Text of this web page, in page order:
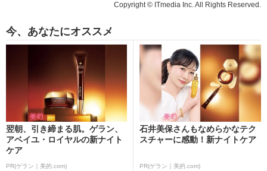
Copyright © ITmedia Inc. All Rights Reserved.
今、あなたにオススメ
翌朝、引き締まる肌。ゲラン、
アベイユ・ロイヤルの新ナイト
ケア
PR(ゲラン｜美的.com)
石井美保さんもなめらかなテク
スチャーに感動！新ナイトケア
PR(ゲラン｜美的.com)